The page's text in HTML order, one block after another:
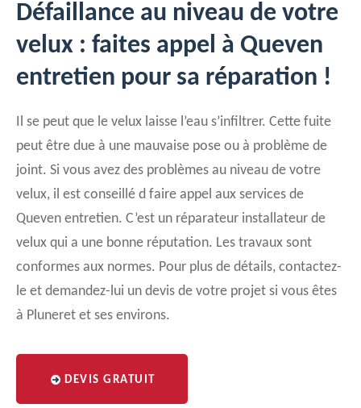
Défaillance au niveau de votre
velux : faites appel à Queven
entretien pour sa réparation !
Il se peut que le velux laisse l’eau s’infiltrer. Cette fuite
peut être due à une mauvaise pose ou à problème de
joint. Si vous avez des problèmes au niveau de votre
velux, il est conseillé d faire appel aux services de
Queven entretien. C’est un réparateur installateur de
velux qui a une bonne réputation. Les travaux sont
conformes aux normes. Pour plus de détails, contactez-
le et demandez-lui un devis de votre projet si vous êtes
à Pluneret et ses environs.
DEVIS GRATUIT